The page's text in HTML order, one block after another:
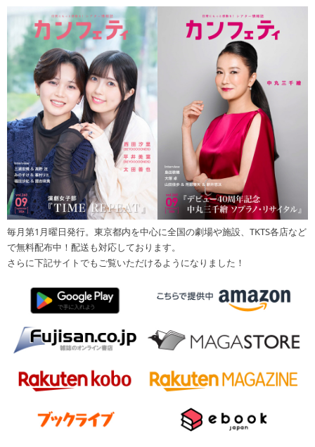
毎月第1月曜日発行。東京都内を中心に全国の劇場や施設、TKTS各店など
で無料配布中！配送も対応しております。
さらに下記サイトでもご覧いただけるようになりました！